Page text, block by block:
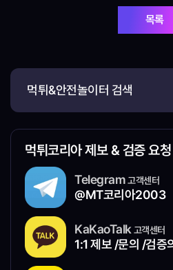
목록
먹튀코리아 제보 & 검증 요청
Telegram고객센터
@MT코리아2003
KaKaoTalk 고객센터
1:1 제보 /문의 /검증